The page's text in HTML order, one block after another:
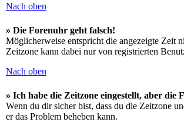
Nach oben
» Die Forenuhr geht falsch!
Möglicherweise entspricht die angezeigte Zeit
Zeitzone kann dabei nur von registrierten
Nach oben
» Ich habe die Zeitzone eingestellt, aber die
Wenn du dir sicher bist, dass du die Zeitzone
er das Problem beheben kann.